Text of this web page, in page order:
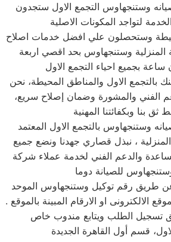
وستنجهاوس التجمع الاول ستجدون
وستحصلون علي افضل خدمات اصلاح
المنزلية وستنجهاوس بحد اقصي اربعة
بالتجمع الاول والمناطق المحيطة، نحن
الفني والمشورة وضمان إصلاح سريع،
وستنجهاوس بالتجمع الاول المعتمد
المنزلية ، نبذل قصاري جهدنا ونضع جميع
والدعم الفني لخدمة عملاء شركة
طريق رقم توكيل وستنجهاوس الموحد
أو الموقع الالكترونى او الارقام المبينة بالموقع .
تسجيل الطلب ويتابع مندوب خاص
قسم أول القاهرة الجديدة